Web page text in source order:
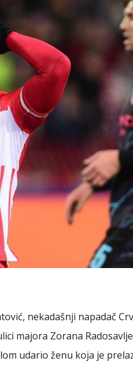
nekadašnji napadač
majora Zorana
udario ženu koja je